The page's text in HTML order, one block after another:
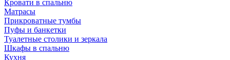
Кровати в спальню
Матрасы
Прикроватные тумбы
Пуфы и банкетки
Туалетные столики и зеркала
Шкафы в спальню
Кухня